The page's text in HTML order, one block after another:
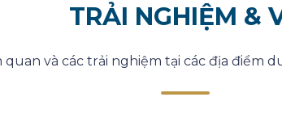
TRẢI NGHIỆM &
quan và các trải nghiệm tại các địa điểm